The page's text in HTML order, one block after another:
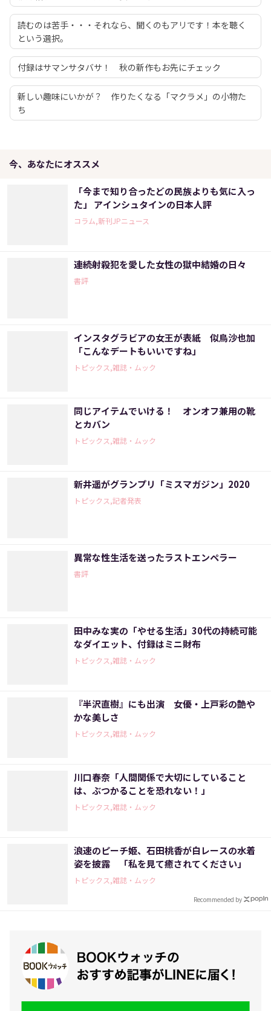
読むのは苦手・・・それなら、聞くのもアリです！本を聴く
という選択。
付録はサマンサタバサ！ 秋の新作もお先にチェック
新しい趣味にいかが？ 作りたくなる「マクラメ」の小物た
ち
今、あなたにオススメ
「今まで知り合ったどの民族よりも気に入っ
た」 アインシュタインの日本人評
コラム,新刊JPニュース
連続射殺犯を愛した女性の獄中結婚の日々
書評
インスタグラビアの女王が表紙 似鳥沙也加
「こんなデートもいいですね」
トピックス,雑誌・ムック
同じアイテムでいける！ オンオフ兼用の靴
とカバン
トピックス,雑誌・ムック
新井遥がグランプリ「ミスマガジン」2020
トピックス,記者発表
異常な性生活を送ったラストエンペラー
書評
田中みな実の「やせる生活」30代の持続可能
なダイエット、付録はミニ財布
トピックス,雑誌・ムック
『半沢直樹』にも出演 女優・上戸彩の艶や
かな美しさ
トピックス,雑誌・ムック
川口春奈「人間関係で大切にしていること
は、ぶつかることを恐れない！」
トピックス,雑誌・ムック
浪速のピーチ姫、石田桃香が白レースの水着
姿を披露 「私を見て癒されてください」
トピックス,雑誌・ムック
Recommended by